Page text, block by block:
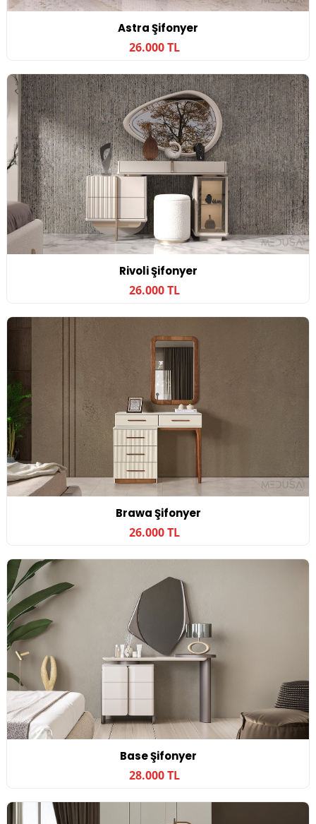
Astra Şifonyer
26.000 TL
Rivoli Şifonyer
26.000 TL
Brawa Şifonyer
26.000 TL
Base Şifonyer
28.000 TL